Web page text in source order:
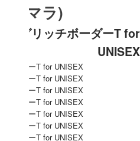
カマラ)
) グリッチボーダーT for
UNISEX